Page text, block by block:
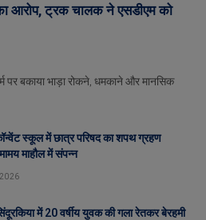
आरोप, ट्रक चालक ने एसडीएम को
पर बकाया भाड़ा रोकने, धमकाने और मानसिक
स्कूल में छात्र परिषद का शपथ ग्रहण
माहौल में संपन्न
में 20 वर्षीय युवक की गला रेतकर बेरहमी